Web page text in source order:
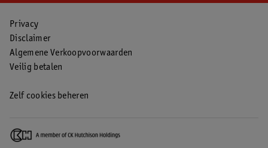
Privacy
Disclaimer
Algemene Verkoopvoorwaarden
Veilig betalen
Zelf cookies beheren